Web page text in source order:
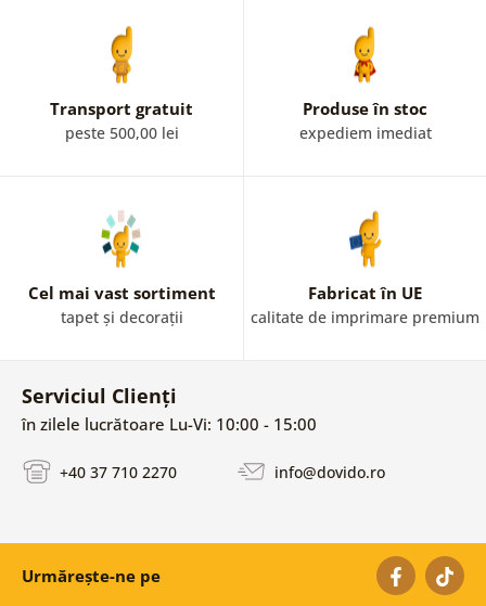
energie și dinamică. Acest aspect original va atrage atenția
vizitatorilor dvs. La urma urmei, cine nu ar dori să se
bucure de mâncarea lor preferată sau de o cafea într-un
mediu plăcut? Selectați din oferta noastră, veți alege cu
siguranță!
Transport gratuit
peste 500,00 lei
Produse în stoc
expediem imediat
Cel mai vast sortiment
tapet și decorații
Fabricat în UE
calitate de imprimare premium
Serviciul Clienți
în zilele lucrătoare Lu-Vi: 10:00 - 15:00
+40 37 710 2270 info@dovido.ro
Urmărește-ne pe